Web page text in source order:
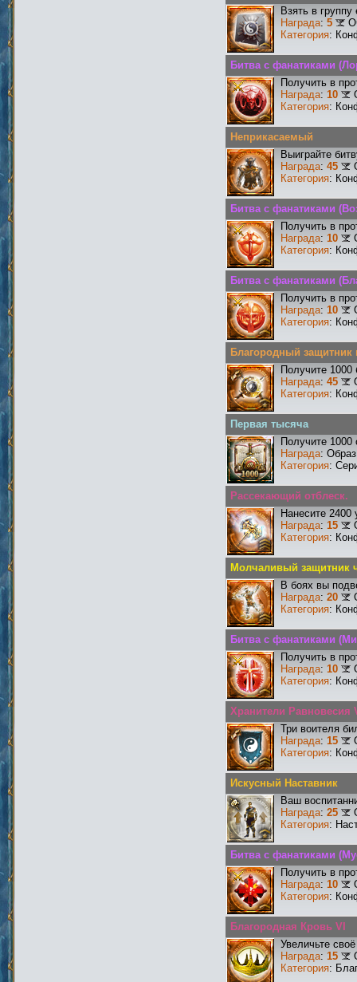
Взять в
Награда: 5
Категория:
Битва с фанатиками
Получить в
Награда: 10
Категория:
Неприкасаемый
Выиграйте
Награда: 45
Категория:
Битва с фанатиками
Получить в
Награда: 10
Категория:
Битва с фанатиками
Получить в
Награда: 10
Категория:
Благородный защитник
Получите 1000
Награда: 45
Категория:
Первая тысяча
Получите 1000
Награда: Образ
Категория:
Рассекающий отблеск.
Нанесите 2400
Награда: 15
Категория:
Молчаливый защитник
В боях вы
Награда: 20
Категория:
Битва с фанатиками
Получить в
Награда: 10
Категория:
Хранители Равновесия
Три воителя
Награда: 15
Категория:
Искусный Наставник
Ваш
Награда: 25
Категория:
Битва с фанатиками
Получить в
Награда: 10
Категория:
Благородная Кровь VI
Увеличьте
Награда: 15
Категория: